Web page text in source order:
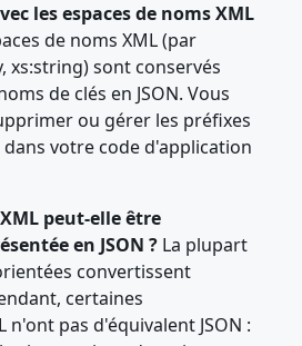
les espaces de noms XML
de noms XML (par
xs:string) sont conservés
de clés en JSON. Vous
ou gérer les préfixes
votre code d'application
peut-elle être
en JSON ? La plupart
convertissent
certaines
pas d'équivalent JSON :